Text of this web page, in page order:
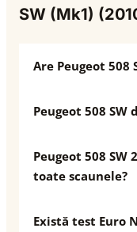
SW (Mk1)
Are Peugeot 508
Peugeot 508 SW
Peugeot 508 SW
toate scaunele?
Există test Euro